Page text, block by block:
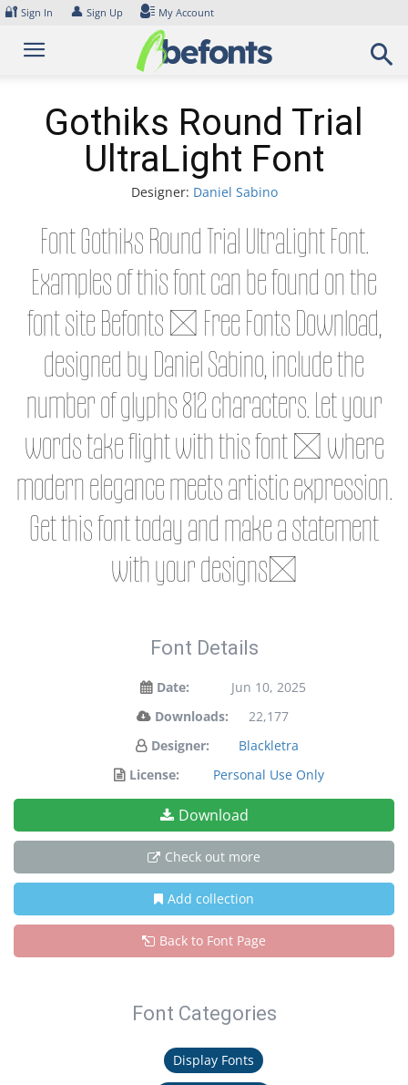
Skip
content
🔐 Sign In 👤 Sign Up My Account
Gothiks Round Trial
UltraLight Font
Designer: Daniel Sabino
Font Gothiks Round Trial UltraLight Font.
Examples of this font can be found on the
font site Befonts – Free Fonts Download,
designed by Daniel Sabino, include the
number of glyphs 812 characters. Let your
words take flight with this font — where
modern elegance meets artistic expression.
Get this font today and make a statement
with your designs!
Font Details
Date:
Jun 10, 2025
Downloads:
22,177
Designer:
Blackletra
License:
Personal Use Only
Download
Check out more
Add collection
Back to Font Page
Font Categories
Display Fonts